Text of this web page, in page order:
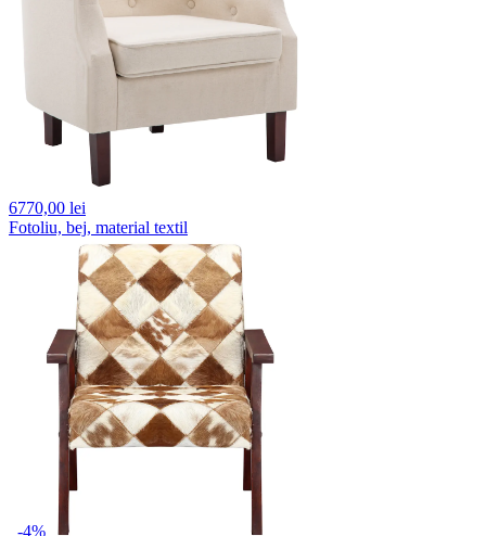
6770,00 lei
Fotoliu, bej, material textil
-4%